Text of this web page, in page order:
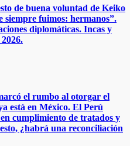
de buena voluntad de Keiko
siempre fuimos: hermanos”.
diplomáticas. Incas y
el rumbo al otorgar el
está en México. El Perú
cumplimiento de tratados y
¿habrá una reconciliación